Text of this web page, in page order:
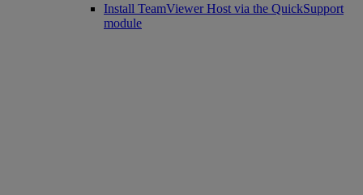
Install TeamViewer Host via the QuickSupport
module